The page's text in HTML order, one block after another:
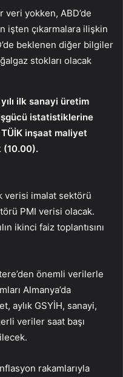
veri yokken, ABD’de
işten çıkarmalara ilişkin
beklenen diğer bilgiler
stokları olacak
ilk sanayi üretim
işgücü istatistiklerine
inşaat maliyet
(10.00).
verisi imalat sektörü
PMI verisi olacak.
ikinci faiz toplantısını
önemli verilerle
Almanya’da
aylık GSYİH, sanayi,
veriler saat başı
rakamlarıyla